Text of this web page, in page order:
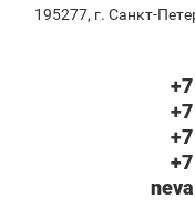
195277, г. Санкт-